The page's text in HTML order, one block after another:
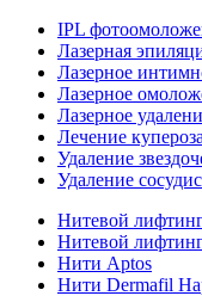
IPL
Лазерная
Лазерное
Лазерное
Лазерное
Лечение
Удаление
Удаление
Нитевой
Нитевой
Нити Aptos
Нити Dermafil